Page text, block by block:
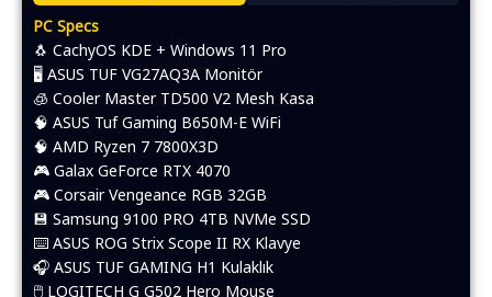
PC Specs
🐧 CachyOS KDE + Windows 11 Pro
🖥️ ASUS TUF VG27AQ3A Monitör
🧊 Cooler Master TD500 V2 Mesh Kasa
🧠 ASUS Tuf Gaming B650M-E WiFi
🧠 AMD Ryzen 7 7800X3D
🎮 Galax GeForce RTX 4070
🎮 Corsair Vengeance RGB 32GB
💾 Samsung 9100 PRO 4TB NVMe SSD
⌨️​ ASUS ROG Strix Scope II RX Klavye
🎧 ASUS TUF GAMING H1 Kulaklık
🖱️​ LOGITECH G G502 Hero Mouse